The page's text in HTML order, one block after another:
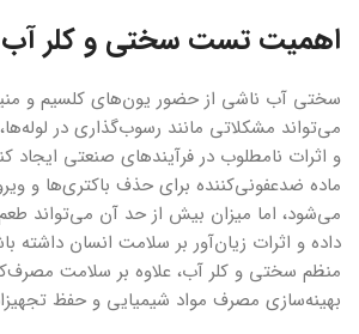
اهمیت تست سختی و کلر آب
سختی آب ناشی از حضور یون‌های کلسیم و
می‌تواند مشکلاتی مانند رسوب‌گذاری در
و اثرات نامطلوب در فرآیندهای صنعتی ایجاد
ماده ضدعفونی‌کننده برای حذف باکتری‌ها و
می‌شود، اما میزان بیش از حد آن می‌تواند
داده و اثرات زیان‌آور بر سلامت انسان داشته
منظم سختی و کلر آب، علاوه بر سلامت
بهینه‌سازی مصرف مواد شیمیایی و حفظ